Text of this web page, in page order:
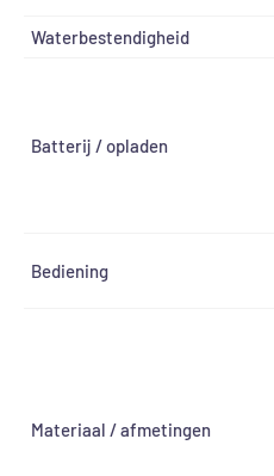
Waterbestendigheid
Batterij / opladen
Bediening
Materiaal / afmetingen